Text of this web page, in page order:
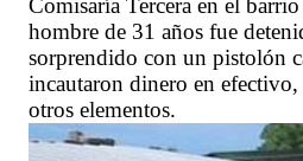
Comisaría Tercera en el
hombre de 31 años fue
sorprendido con un pistolón
incautaron dinero en
otros elementos.